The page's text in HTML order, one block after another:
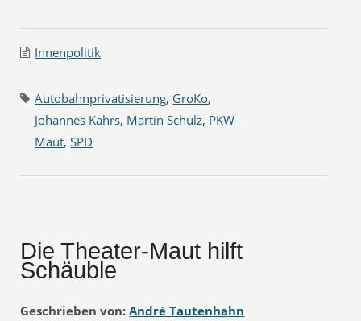
Innenpolitik
Autobahnprivatisierung, GroKo,
Johannes Kahrs, Martin Schulz, PKW-
Maut,SPD
Die Theater-Maut hilft
Schäuble
Geschrieben von: André Tautenhahn